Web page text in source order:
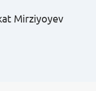
Mirziyoyev